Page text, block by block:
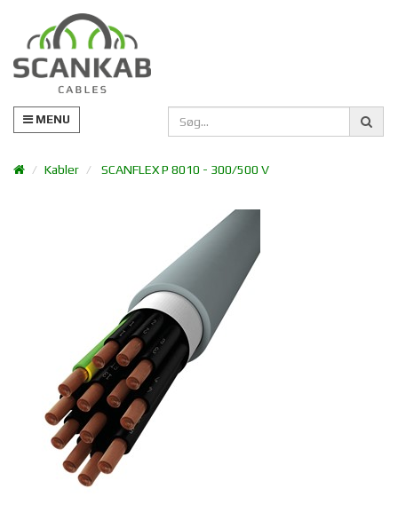
MENU
Kabler SCANFLEX P 8010 - 300/500 V